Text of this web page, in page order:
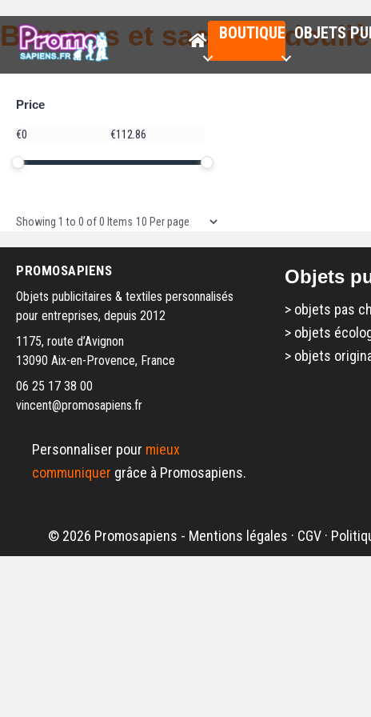
BOUTIQUE OBJETS
Bananes et sacs
Price
Price
€ €
Price range in €
Showing 1 to 0 of0 Items Items per page
PROMOSAPIENS
Objets publicitaires & textiles personnalisés
pour entreprises, depuis 2012
1175, route d’Avignon
13090 Aix-en-Provence, France
06 25 17 38 00
vincent@promosapiens.fr
Personnaliser pour mieux
communiquer grâce à Promosapiens.
Objets
> objets pas
> objets
> objets
© 2026 Promosapiens - Mentions légales · CGV ·